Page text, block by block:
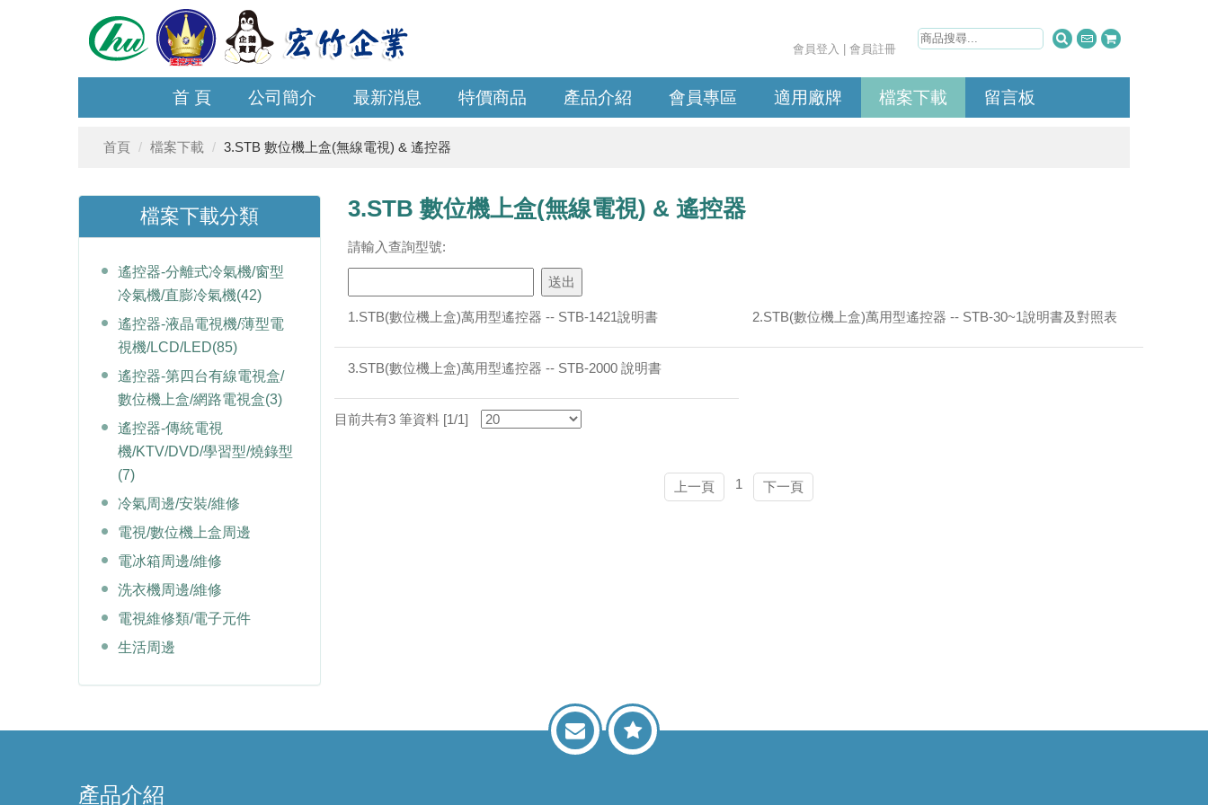
會員登入 |會員註冊
首 頁 公司簡介 最新消息 特價商品 產品介紹 會員專區 適用廠牌 檔案下載 留言板
首頁 檔案下載 3.STB 數位機上盒(無線電視) & 遙控器
檔案下載分類
遙控器-分離式冷氣機/窗型
冷氣機/直膨冷氣機(42)
遙控器-液晶電視機/薄型電
視機/LCD/LED(85)
遙控器-第四台有線電視盒/
數位機上盒/網路電視盒(3)
遙控器-傳統電視
機/KTV/DVD/學習型/燒錄型
(7)
冷氣周邊/安裝/維修
電視/數位機上盒周邊
電冰箱周邊/維修
洗衣機周邊/維修
電視維修類/電子元件
生活周邊
3.STB 數位機上盒(無線電視) & 遙控器
請輸入查詢型號:
1.STB(數位機上盒)萬用型遙控器 -- STB-1421說明書 2.STB(數位機上盒)萬用型遙控器 -- STB-30~1說明書及對照表
3.STB(數位機上盒)萬用型遙控器 -- STB-2000 說明書
目前共有3 筆資料 [1/1]
上一頁 1 下一頁
產品介紹